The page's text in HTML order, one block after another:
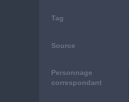
Tag
Source
Personnage
correspondant